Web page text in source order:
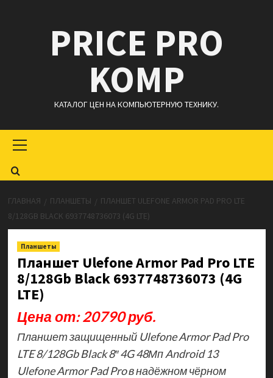
содержимомуPRICE PRO
KOMP
КАТАЛОГ ЦЕН НА КОМПЬЮТЕРНУЮ ТЕХНИКУ.
меню
ГЛАВНАЯ ПЛАНШЕТЫ
ПЛАНШЕТ ULEFONE ARMOR PAD PRO LTE
8/128GB BLACK 6937748736073 (4G LTE)
Планшеты
Планшет Ulefone Armor Pad Pro LTE
8/128Gb Black 6937748736073 (4G
LTE)
Цена от: 20790 руб.
Планшет защищенный Ulefone Armor Pad Pro
LTE 8/128Gb Black 8″ 4G 48Мп Android 13
Ulefone Armor Pad Pro в надёжном чёрном